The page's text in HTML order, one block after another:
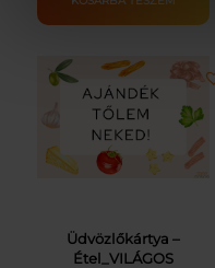
úszógumi,
labda
mennyiség
Üdvözlőkártya –
Étel_VILÁGOS